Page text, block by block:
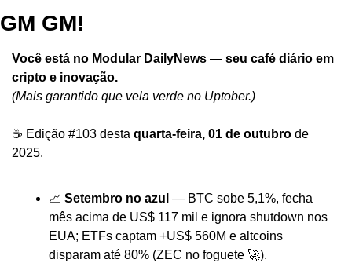
GM GM!
Você está no Modular DailyNews — seu café diário em
cripto e inovação.
(Mais garantido que vela verde no Uptober.)
☕ Edição #103 desta quarta-feira, 01 de outubro de
2025.
📈 Setembro no azul — BTC sobe 5,1%, fecha
mês acima de US$ 117 mil e ignora shutdown nos
EUA; ETFs captam +US$ 560M e altcoins
disparam até 80% (ZEC no foguete 🚀).